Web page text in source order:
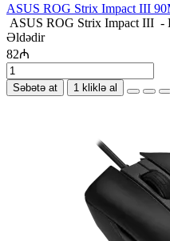
ASUS ROG Strix Impact III
ASUS ROG Strix Impact III -
Əldədir
82₼
Səbətə at 1 kliklə al